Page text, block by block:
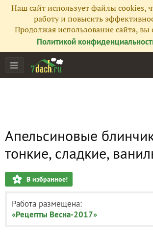
Наш сайт использует файлы cookies,
работу и повысить
Продолжая использование сайта, вы
Политикой
Апельсиновые
тонкие, сладкие,
В избранное!
Работа размещена:
«Рецепты Весна-2017»